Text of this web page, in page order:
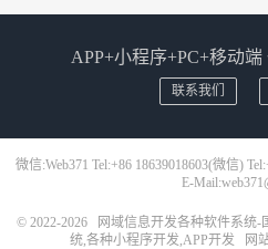
APP+小程序+PC+移动
联系我们
微信:Web371 Tel:+86 18639018603(微信)
E-
© 2022-2026
网域信息开发各种软件系统-
统,各种小程序开发,APP开发
网